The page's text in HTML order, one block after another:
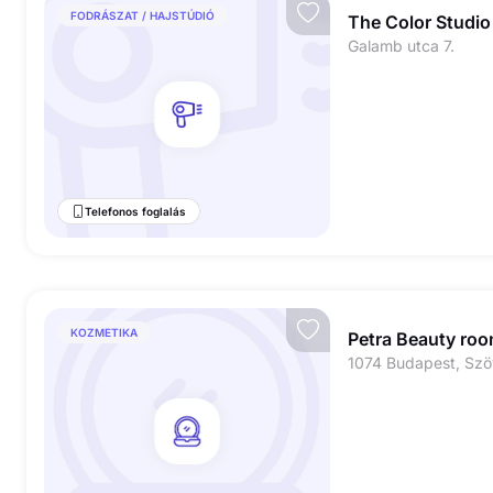
FODRÁSZAT / HAJSTÚDIÓ
Telefonos foglalás
The Color Studio
Galamb utca 7.
KOZMETIKA Petra Beauty
1074 Budapest,